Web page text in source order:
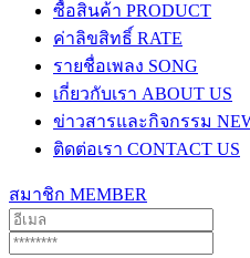
ซื้อสินค้า PRODUCT
ค่าลิขสิทธิ์ RATE
รายชื่อเพลง SONG
เกี่ยวกับเรา ABOUT US
ข่าวสารและกิจกรรม
ติดต่อเรา CONTACT US
สมาชิก MEMBER